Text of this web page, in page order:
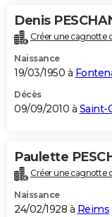
Denis
Créer une cagnotte
Naissance
19/03/1950 à
Décès
09/09/2010 à Saint-
Paulette
Créer une cagnotte
Naissance
24/02/1928 à Reims